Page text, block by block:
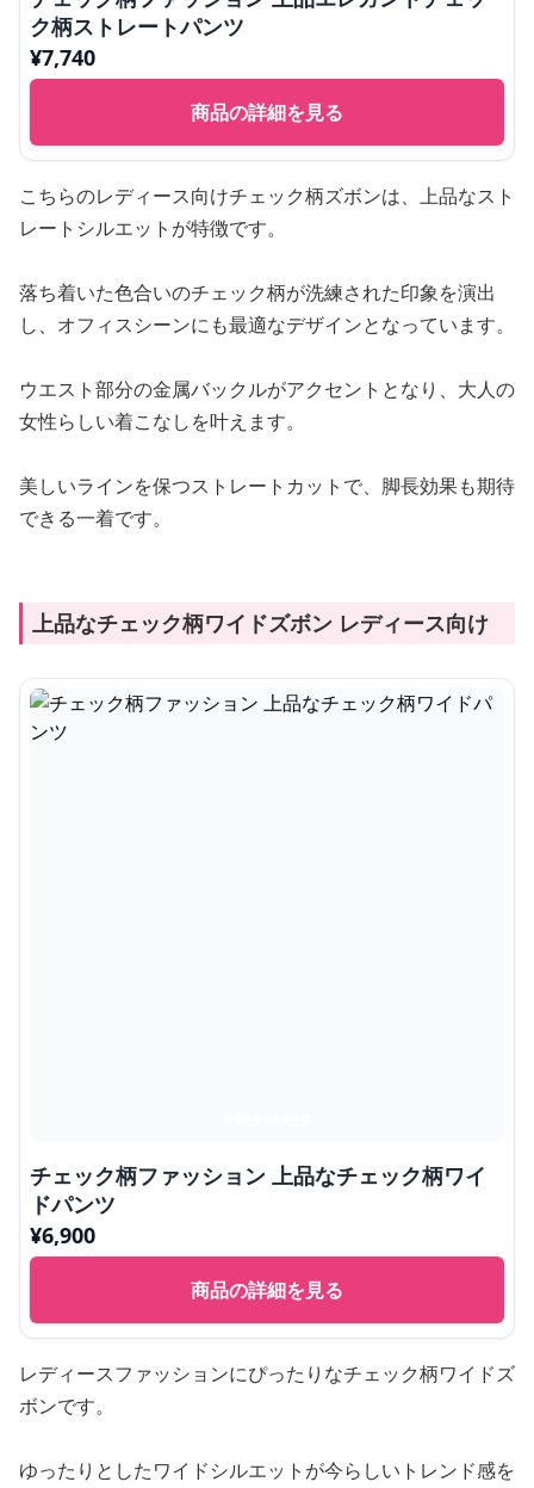
ク柄ストレートパンツ
¥7,740
商品の詳細を見る
こちらのレディース向けチェック柄ズボンは、上品なスト
レートシルエットが特徴です。
落ち着いた色合いのチェック柄が洗練された印象を演出
し、オフィスシーンにも最適なデザインとなっています。
ウエスト部分の金属バックルがアクセントとなり、大人の
女性らしい着こなしを叶えます。
美しいラインを保つストレートカットで、脚長効果も期待
できる一着です。
上品なチェック柄ワイドズボン レディース向け
チェック柄ファッション 上品なチェック柄ワイ
ドパンツ
¥6,900
商品の詳細を見る
レディースファッションにぴったりなチェック柄ワイドズ
ボンです。
ゆったりとしたワイドシルエットが今らしいトレンド感を